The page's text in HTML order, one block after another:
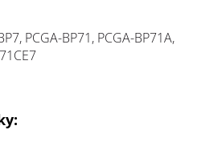
PCGA-BP71, PCGA-BP71A,